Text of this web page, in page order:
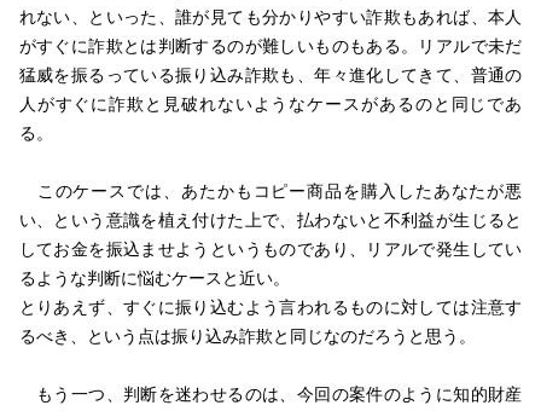
れない、といった、誰が見ても分かりやすい詐欺もあれば、本人
がすぐに詐欺とは判断するのが難しいものもある。リアルで未だ
猛威を振るっている振り込み詐欺も、年々進化してきて、普通の
人がすぐに詐欺と見破れないようなケースがあるのと同じであ
る。
このケースでは、あたかもコピー商品を購入したあなたが悪
い、という意識を植え付けた上で、払わないと不利益が生じると
してお金を振込ませようというものであり、リアルで発生してい
るような判断に悩むケースと近い。
とりあえず、すぐに振り込むよう言われるものに対しては注意す
るべき、という点は振り込み詐欺と同じなのだろうと思う。
もう一つ、判断を迷わせるのは、今回の案件のように知的財産